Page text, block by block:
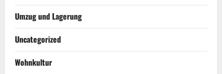
Umzug und Lagerung
Uncategorized
Wohnkultur